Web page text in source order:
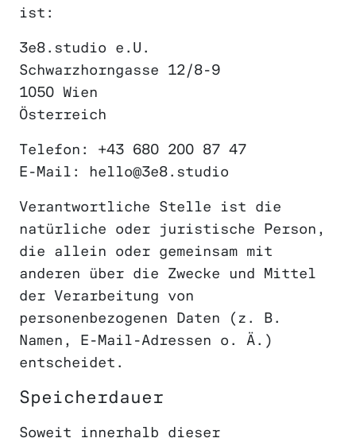
ist:
3e8.studio e.U.
Schwarzhorngasse 12/8-9
1050 Wien
Österreich
Telefon: +43 680 200 87 47
E-Mail: hello@3e8.studio
Verantwortliche Stelle ist die
natürliche oder juristische Person,
die allein oder gemeinsam mit
anderen über die Zwecke und Mittel
der Verarbeitung von
personenbezogenen Daten (z. B.
Namen, E-Mail-Adressen o. Ä.)
entscheidet.
Speicherdauer
Soweit innerhalb dieser